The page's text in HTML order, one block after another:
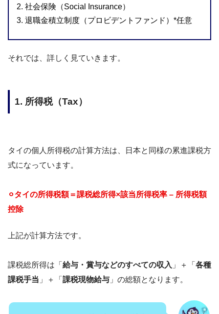
2. 社会保険（Social Insurance）
3. 退職金積立制度（プロビデントファンド）*任意
それでは、詳しく見ていきます。
1. 所得税（Tax）
タイの個人所得税の計算方法は、日本と同様の累進課税方
式になっています。
⚪︎タイの所得税額＝課税総所得×該当所得税率 – 所得税額
控除
上記が計算方法です。
課税総所得は「 給与・賞与などのすべての収入 」＋「 各種
課税手当 」＋「 課税現物給与 」の総額となります。